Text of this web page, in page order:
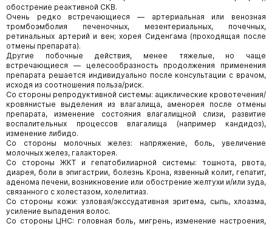
обострение реактивной СКВ.
Очень редко встречающиеся — артериальная или венозная
тромбоэмболия печеночных, мезентериальных, почечных,
ретинальных артерий и вен; хорея Сиденгама (проходящая после
отмены препарата).
Другие побочные действия, менее тяжелые, но чаще
встречающиеся — целесообразность продолжения применения
препарата решается индивидуально после консультации с врачом,
исходя из соотношения польза/риск.
Со стороны репродуктивной системы: ациклические кровотечения/
кровянистые выделения из влагалища, аменорея после отмены
препарата, изменение состояния влагалищной слизи, развитие
воспалительных процессов влагалища (например кандидоз),
изменение либидо.
Со стороны молочных желез: напряжение, боль, увеличение
молочных желез, галакторея.
Со стороны ЖКТ и гепатобилиарной системы: тошнота, рвота,
диарея, боли в эпигастрии, болезнь Крона, язвенный колит, гепатит,
аденома печени, возникновение или обострение желтухи и/или зуда,
связанного с холестазом, холелитиаз.
Со стороны кожи: узловая/экссудативная эритема, сыпь, хлоазма,
усиление выпадения волос.
Со стороны ЦНС: головная боль, мигрень, изменение настроения,